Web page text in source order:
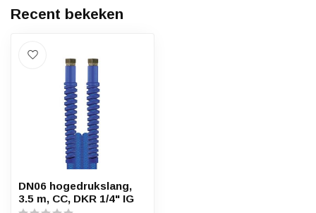
Recent bekeken
DN06 hogedrukslang,
3.5 m, CC, DKR 1/4" IG